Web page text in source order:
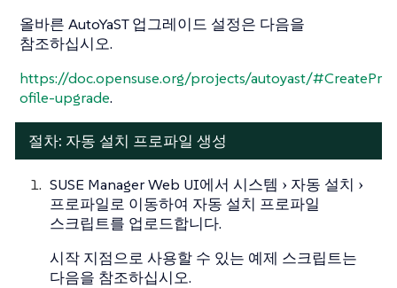
올바른 AutoYaST 업그레이드 설정은 다음을
참조하십시오.
https://doc.opensuse.org/projects/autoyast/#CreatePr
ofile-upgrade.
절차: 자동 설치 프로파일 생성
SUSE Manager Web UI에서 시스템
자동 설치
프로파일로 이동하여 자동 설치 프로파일
스크립트를 업로드합니다.
시작 지점으로 사용할 수 있는 예제 스크립트는
다음을 참조하십시오.